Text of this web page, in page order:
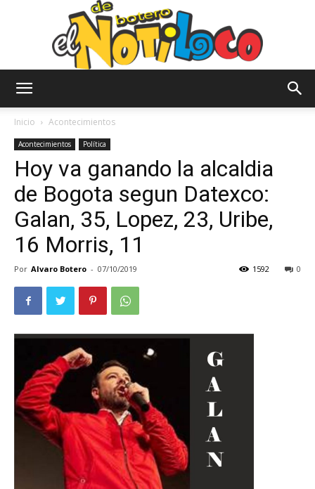
Notiloco
de
Inicio Acontecimientos
Acontecimientos Política
Hoy va ganando la alcaldia
de Bogota segun Datexco:
Galan, 35, Lopez, 23, Uribe,
16 Morris, 11
Por Alvaro Botero - 07/10/2019 0
1592